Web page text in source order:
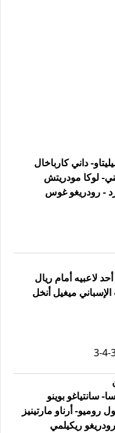
داني كارباخال
لوكا مودريتش
- رودريغو غوس
لاعبيه أمام ريال
ميغيل أنخل
سانتياغو بوينو
روميو- أرناو مارتينيز
ريكيلمي